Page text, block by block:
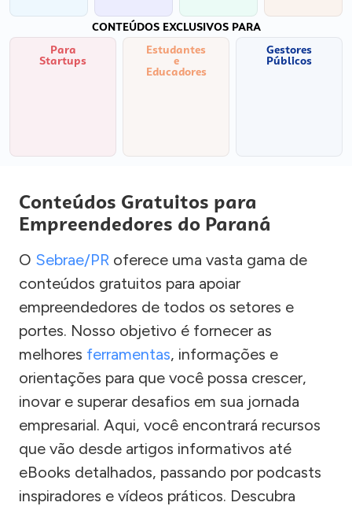
CONTEÚDOS EXCLUSIVOS PARA
Para
Startups
Estudantes
e
Educadores
Gestores
Públicos
Conteúdos Gratuitos para
Empreendedores do Paraná
O Sebrae/PR oferece uma vasta gama de
conteúdos gratuitos para apoiar
empreendedores de todos os setores e
portes. Nosso objetivo é fornecer as
melhores ferramentas, informações e
orientações para que você possa crescer,
inovar e superar desafios em sua jornada
empresarial. Aqui, você encontrará recursos
que vão desde artigos informativos até
eBooks detalhados, passando por podcasts
inspiradores e vídeos práticos. Descubra